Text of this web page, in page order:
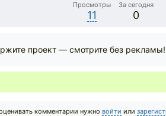
Просмотры
11
За сегодня
0
проект — смотрите без рекламы!
комментарии нужно войти или